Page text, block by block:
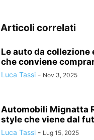
Articoli correlati
Le auto da collezione
che conviene
Luca Tassi - Nov 3, 2025
Automobili Mignatta
style che viene dal
Luca Tassi - Lug 15, 2025